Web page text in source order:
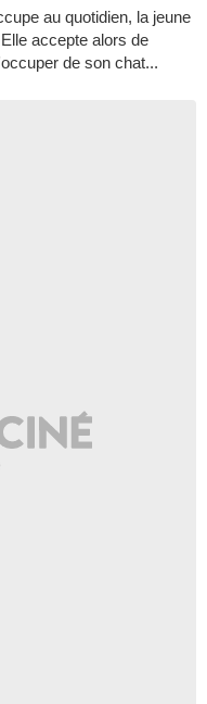
au quotidien, la jeune
accepte alors de
de son chat...